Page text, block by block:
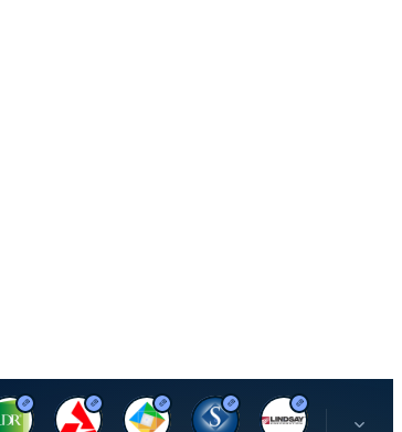
U S S S L R